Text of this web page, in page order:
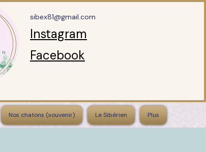
sibex81@gmail.com
Instagram
Facebook
Nos chatons (souvenir) Le Sibérien Plus